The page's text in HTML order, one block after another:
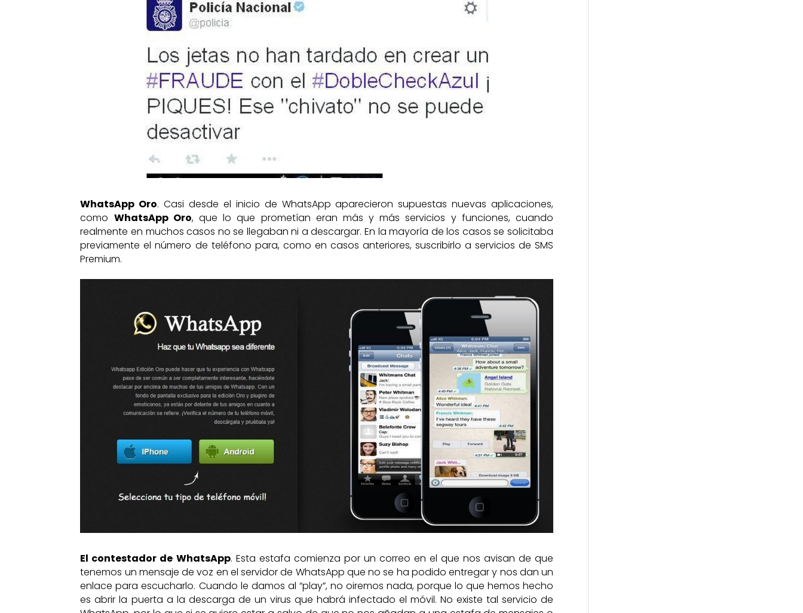
WhatsApp Oro. Casi desde el inicio de WhatsApp aparecieron supuestas nuevas aplicaciones,
como WhatsApp Oro, que lo que prometían eran más y más servicios y funciones, cuando
realmente en muchos casos no se llegaban ni a descargar. En la mayoría de los casos se solicitaba
previamente el número de teléfono para, como en casos anteriores, suscribirlo a servicios de SMS
Premium.
El contestador de WhatsApp. Esta estafa comienza por un correo en el que nos avisan de que
tenemos un mensaje de voz en el servidor de WhatsApp que no se ha podido entregar y nos dan un
enlace para escucharlo. Cuando le damos al “play”, no oiremos nada, porque lo que hemos hecho
es abrir la puerta a la descarga de un virus que habrá infectado el móvil. No existe tal servicio de